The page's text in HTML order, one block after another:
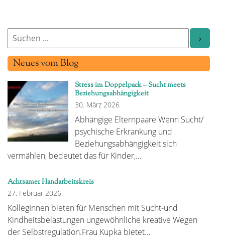
Neues vom Blog
Stress im Doppelpack – Sucht meets
Beziehungsabhängigkeit
30. März 2026
Abhängige Elternpaare Wenn Sucht/
psychische Erkrankung und
Beziehungsabhängigkeit sich
vermählen, bedeutet das für Kinder,…
Achtsamer Handarbeitskreis
27. Februar 2026
KollegInnen bieten für Menschen mit Sucht-und
Kindheitsbelastungen ungewöhnliche kreative Wegen
der Selbstregulation.Frau Kupka bietet…